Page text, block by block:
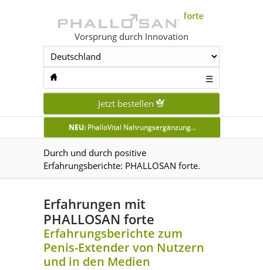
Vorsprung durch Innovation
☰
Jetzt bestellen
NEU: PhalloVital Nahrungsergänzung...
Durch und durch positive
Erfahrungsberichte: PHALLOSAN forte.
Erfahrungen mit
PHALLOSAN forte
Erfahrungsberichte zum
Penis-Extender von Nutzern
und in den Medien